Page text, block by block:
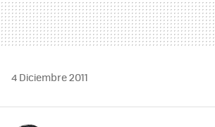
4 Diciembre 2011